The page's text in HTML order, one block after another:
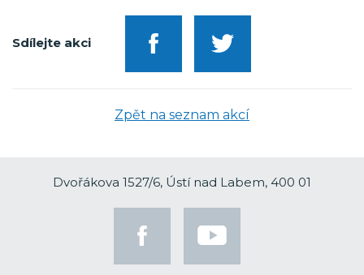
Sdílejte akci
Zpět na seznam akcí
Dvořákova 1527/6, Ústí nad Labem, 400 01